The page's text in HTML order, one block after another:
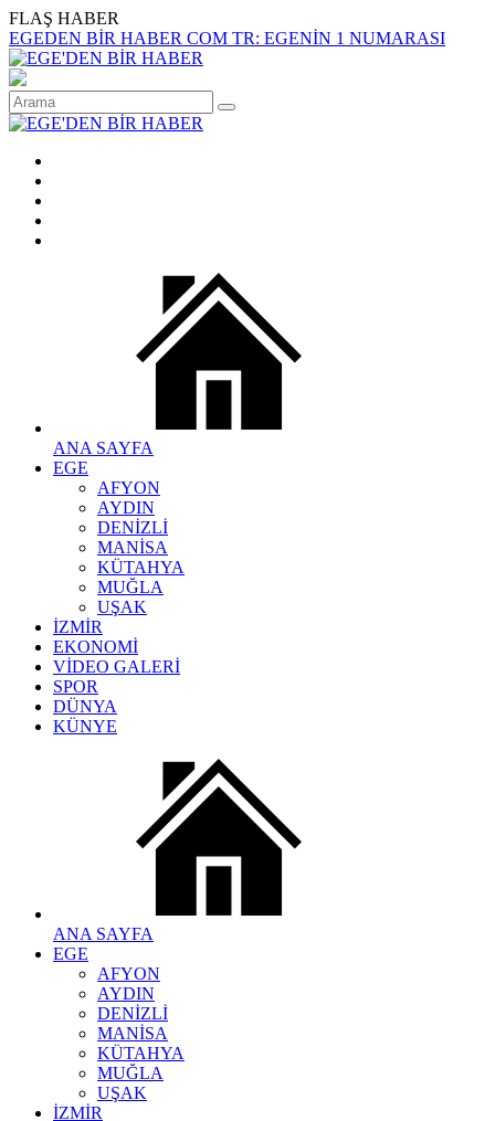
FLAŞ HABER
EGEDEN BİR HABER COM TR: EGENİN 1 NUMARASI
ANA SAYFA
EGE
AFYON
AYDIN
DENİZLİ
MANİSA
KÜTAHYA
MUĞLA
UŞAK
İZMİR
EKONOMİ
VİDEO GALERİ
SPOR
DÜNYA
KÜNYE
ANA SAYFA
EGE
AFYON
AYDIN
DENİZLİ
MANİSA
KÜTAHYA
MUĞLA
UŞAK
İZMİR